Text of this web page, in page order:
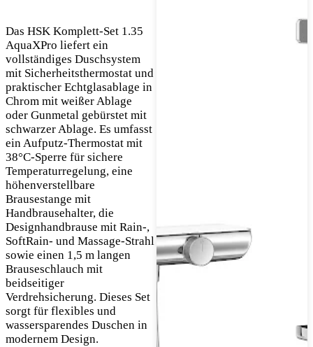
Das HSK Komplett-Set 1.35
AquaXPro liefert ein
vollständiges Duschsystem
mit Sicherheitsthermostat und
praktischer Echtglasablage in
Chrom mit weißer Ablage
oder Gunmetal gebürstet mit
schwarzer Ablage. Es umfasst
ein Aufputz-Thermostat mit
38°C-Sperre für sichere
Temperaturregelung, eine
höhenverstellbare
Brausestange mit
Handbrausehalter, die
Designhandbrause mit Rain-,
SoftRain- und Massage-Strahl
sowie einen 1,5 m langen
Brauseschlauch mit
beidseitiger
Verdrehsicherung. Dieses Set
sorgt für flexibles und
wassersparendes Duschen in
modernem Design.